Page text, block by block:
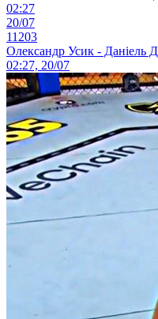
02:27
20/07
11203
Олександр Усик - Даніель
02:27, 20/07